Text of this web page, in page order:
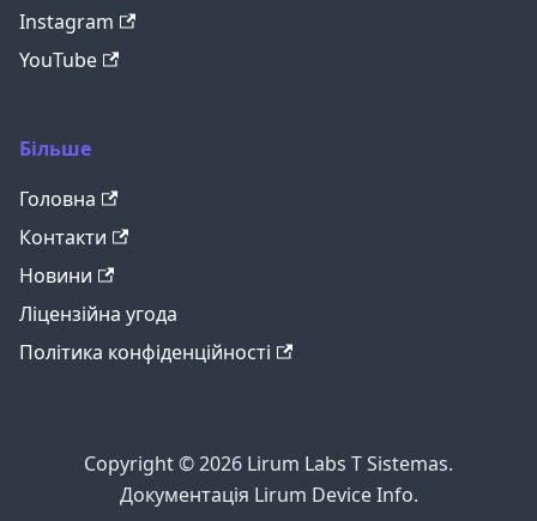
Instagram
YouTube
Більше
Головна
Контакти
Новини
Ліцензійна угода
Політика конфіденційності
Copyright © 2026 Lirum Labs T Sistemas.
Документація Lirum Device Info.